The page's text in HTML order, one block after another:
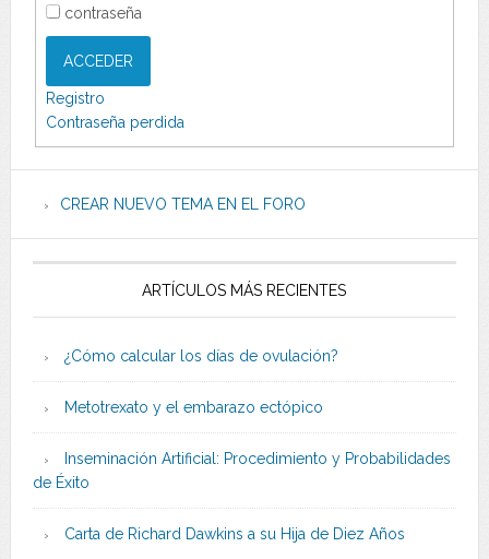
contraseña
ACCEDER
Registro
Contraseña perdida
CREAR NUEVO TEMA EN EL FORO
ARTÍCULOS MÁS RECIENTES
¿Cómo calcular los días de ovulación?
Metotrexato y el embarazo ectópico
Inseminación Artificial: Procedimiento y Probabilidades
de Éxito
Carta de Richard Dawkins a su Hija de Diez Años